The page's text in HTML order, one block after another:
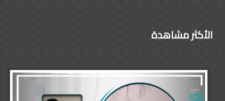
الأكثر مشاهدة